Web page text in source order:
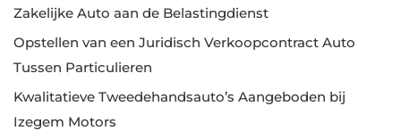
Zakelijke Auto aan de Belastingdienst
Opstellen van een Juridisch Verkoopcontract Auto
Tussen Particulieren
Kwalitatieve Tweedehandsauto’s Aangeboden bij
Izegem Motors